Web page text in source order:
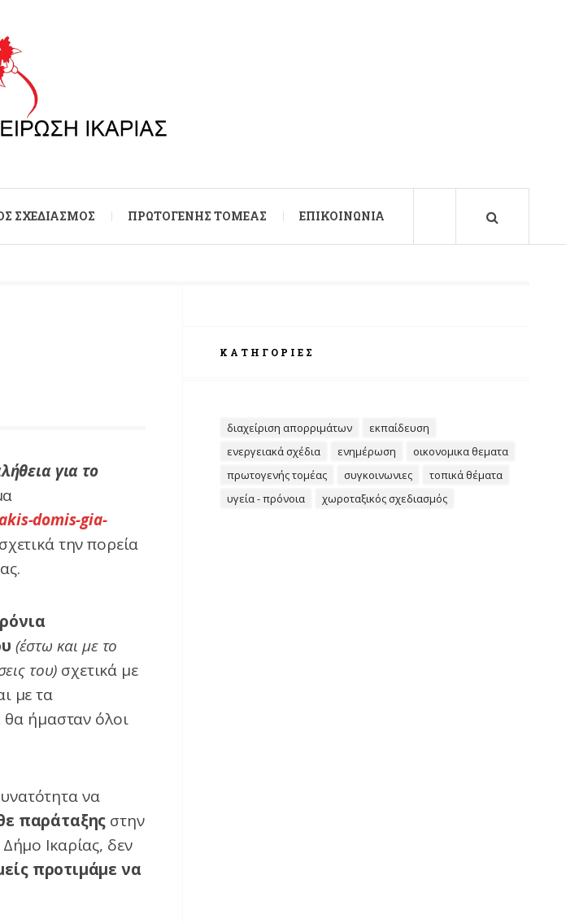
ΣΧΕΔΙΑΣΜΌΣ ΠΡΩΤΟΓΕΝΉΣ ΤΟΜΈΑΣ ΕΠΙΚΟΙΝΩΝΊΑ
για το
domis-gia-
την πορεία
(έστω και με το
του) σχετικά με
με τα
θα ήμασταν όλοι
να
παράταξης στην
Ικαρίας, δεν
προτιμάμε να
ΚΑΤΗΓΟΡΊΕΣ
διαχείριση απορριμάτων
εκπαίδευση
ενεργειακά σχέδια
ενημέρωση
οικονομικα θεματα
πρωτογενής τομέας
συγκοινωνιες
τοπικά θέματα
υγεία - πρόνοια
χωροταξικός σχεδιασμός